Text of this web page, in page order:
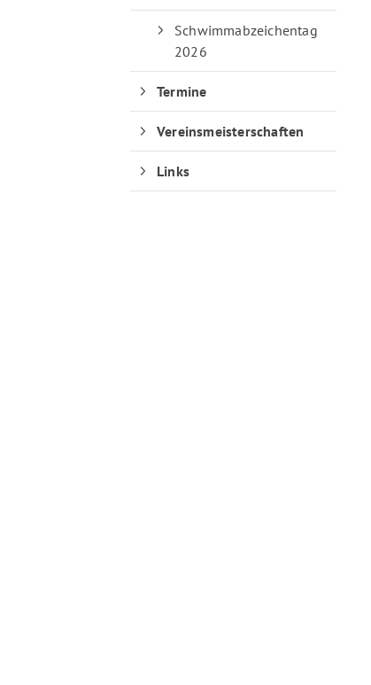
Schwimmabzeichentag
2026
Termine
Vereinsmeisterschaften
Links